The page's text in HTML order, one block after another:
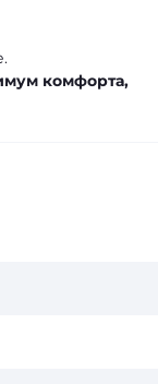
комфорта,